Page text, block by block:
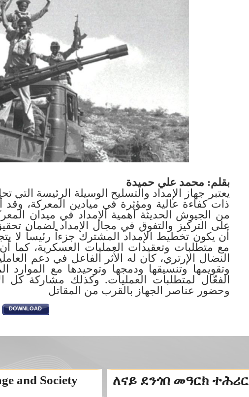
بقلم: محمد علي حميدة
يعتبر جهاز الإمداد والتسليح الوسيلة الرئيسة التي
ذات كفاءة عالية ومؤثرة في ميادين المعركة، وقد
من الجيوش الحديثة أهمية الإمداد في ميدان
على التركيز والتفوق في مجال الإمداد لضمان
أن يكون تخطيط الإمداد المشترك جزءاً رئيساً لا
مع متطلبات وتعقيدات العمليات العسكرية،
النضال الإرتري، كان له الأثر الفاعل في دعم
وتقويمها وتنسيقها ودمجها وتوحيدها مع الموارد
الفعّال لمتطلبات العمليات. وكذلك مشاركة كل
وحضور عناصر الجهاز بالقرب من المقاتل
DOWNLOAD
and Society ለናይ ደንጎበ መዓርክ ተሕሪር